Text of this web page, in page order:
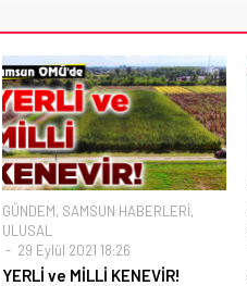
GÜNDEM, SAMSUN HABERLERİ,
ULUSAL
29 Eylül 2021 18:26
YERLİ ve MİLLİ KENEVİR!